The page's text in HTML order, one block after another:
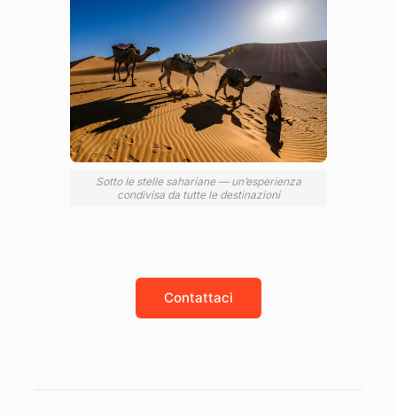
Sotto le stelle sahariane — un’esperienza
condivisa da tutte le destinazioni
Contattaci